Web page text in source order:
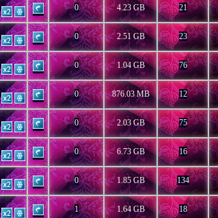
0 4.23 GB 21
0 2.51 GB 23
0 1.04 GB 76
0 876.03 MB 12
0 2.03 GB 75
0 6.73 GB 16
0 1.85 GB 134
1 1.64 GB 18